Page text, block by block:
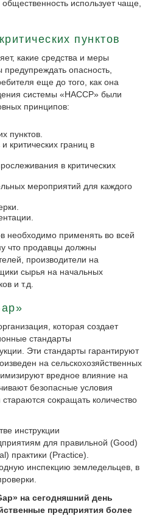
использует чаще,
пунктов
какие средства и меры
опасность,
еще до того, как она
системы «HACCP» были
принципов:
пунктов.
критических границ в
в критических
мероприятий для каждого
необходимо применять во всей
что продавцы должны
производители на
сырья на начальных
и т.д.
которая создает
стандарты
Эти стандарты гарантируют
на сельскохозяйственных
вредное влияние на
безопасные условия
сокращать количество
инструкции
для правильной (Good)
практики (Practice).
инспекцию земледельцев, в
на сегодняшний день
предприятия более